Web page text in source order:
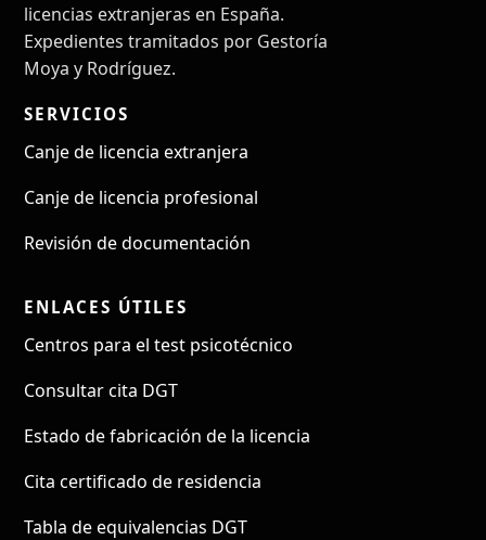
licencias extranjeras en España.
Expedientes tramitados por Gestoría
Moya y Rodríguez.
SERVICIOS
Canje de licencia extranjera
Canje de licencia profesional
Revisión de documentación
ENLACES ÚTILES
Centros para el test psicotécnico
Consultar cita DGT
Estado de fabricación de la licencia
Cita certificado de residencia
Tabla de equivalencias DGT